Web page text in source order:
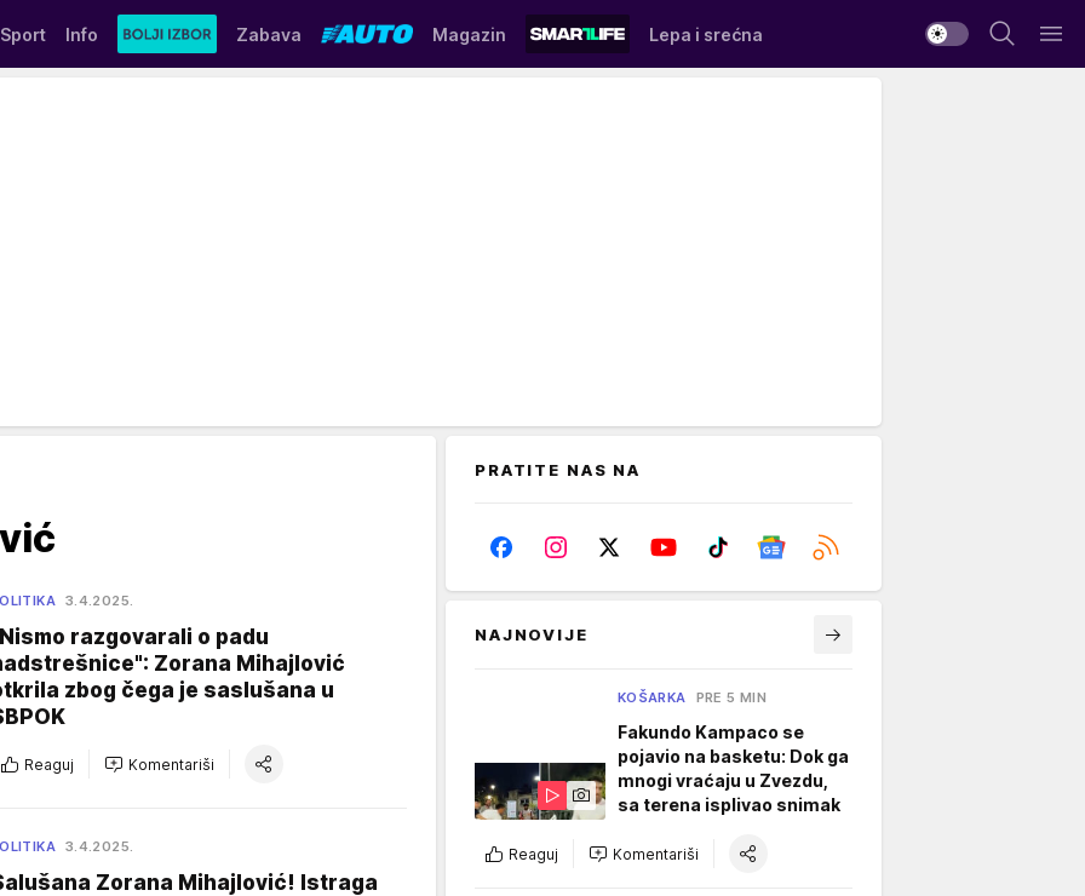
Sport Info Zabava Magazin Lepa i srećna
3.4.2025.
razgovarali o padu
Zorana Mihajlović
zbog čega je saslušana u
Reaguj Komentariši
3.4.2025.
Zorana Mihajlović! Istraga
PRATITE NAS NA
NAJNOVIJE
KOŠARKA PRE 5 MIN
Fakundo Kampaco se
pojavio na basketu: Dok ga
mnogi vraćaju u Zvezdu,
sa terena isplivao snimak
Reaguj Komentariši